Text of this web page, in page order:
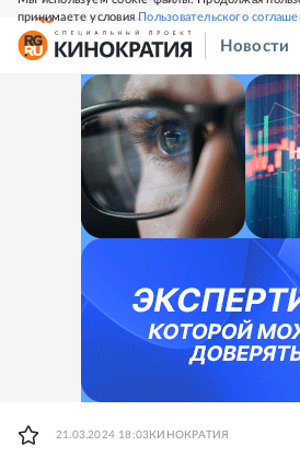
принимаете условияПользовательского
СВЕЖИЙ НОМЕР
Новости
21.03.2024 18:03 КИНОКРАТИЯ